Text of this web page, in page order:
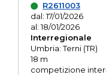
R2611003
dal: 17/01/2026
al: 18/01/2026
Interregionale
Umbria: Terni (TR)
18 m
competizione